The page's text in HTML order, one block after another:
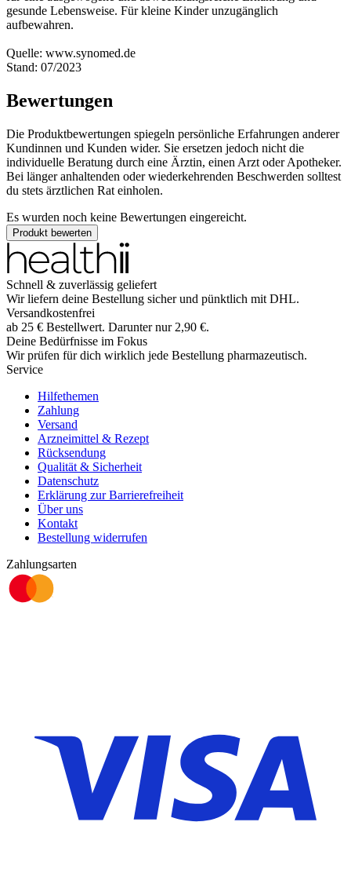
gesunde Lebensweise. Für kleine Kinder unzugänglich
aufbewahren.
Quelle: www.synomed.de
Stand: 07/2023
Bewertungen
Die Produktbewertungen spiegeln persönliche Erfahrungen anderer
Kundinnen und Kunden wider. Sie ersetzen jedoch nicht die
individuelle Beratung durch eine Ärztin, einen Arzt oder Apotheker.
Bei länger anhaltenden oder wiederkehrenden Beschwerden solltest
du stets ärztlichen Rat einholen.
Es wurden noch keine Bewertungen eingereicht.
Produkt bewerten
Schnell & zuverlässig geliefert
Wir liefern deine Bestellung sicher und pünktlich mit DHL.
Versandkostenfrei
ab 25 € Bestellwert. Darunter nur 2,90 €.
Deine Bedürfnisse im Fokus
Wir prüfen für dich wirklich jede Bestellung pharmazeutisch.
Service
Hilfethemen
Zahlung
Versand
Arzneimittel & Rezept
Rücksendung
Qualität & Sicherheit
Datenschutz
Erklärung zur Barrierefreiheit
Über uns
Kontakt
Bestellung widerrufen
Zahlungsarten